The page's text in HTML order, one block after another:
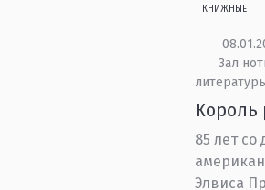
КНИЖНЫЕ
Зал
Король
85 лет
Элвиса